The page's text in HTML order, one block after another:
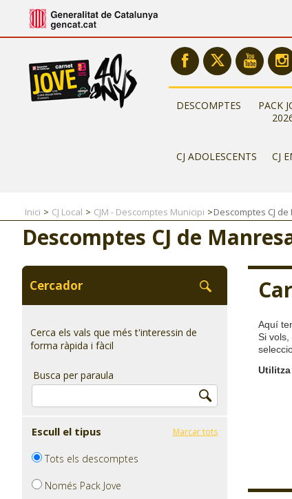
DESCOMPTES
PACK
CJ ADOLESCENTS CJ
Inici CJ Local CJM - Descomptes Municipi Descomptes CJ
Descomptes CJ de
Aquí
Si
Cercador
Cerca els vals que més t'interessin de
forma ràpida i fàcil
Busca per paraula
Marcar tots
Escull el tipus
Tots els descomptes
Només Pack Jove